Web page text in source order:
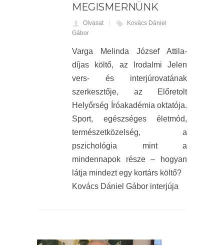
MEGISMERNÜNK
Olvasat
Kovács Dániel
Gábor
Varga Melinda József Attila-
díjas költő, az Irodalmi Jelen
vers- és interjúrovatának
szerkesztője, az Előretolt
Helyőrség Íróakadémia oktatója.
Sport, egészséges életmód,
természetközelség, a
pszichológia mint a
mindennapok része – hogyan
látja mindezt egy kortárs költő?
Kovács Dániel Gábor interjúja